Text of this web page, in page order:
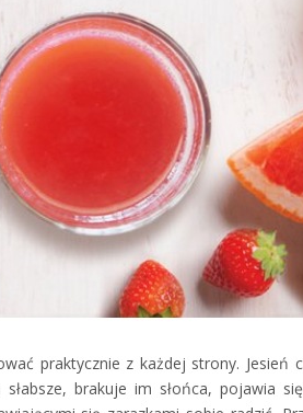
praktycznie z każdej strony. Jesień
brakuje im słońca, pojawia się